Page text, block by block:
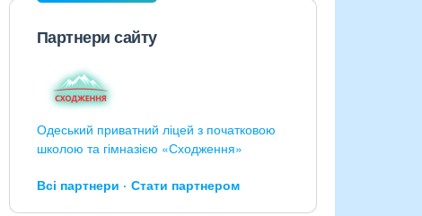
Партнери сайту
Одеський приватний ліцей з початковою
школою та гімназією «Сходження»
Всі партнери Стати партнером